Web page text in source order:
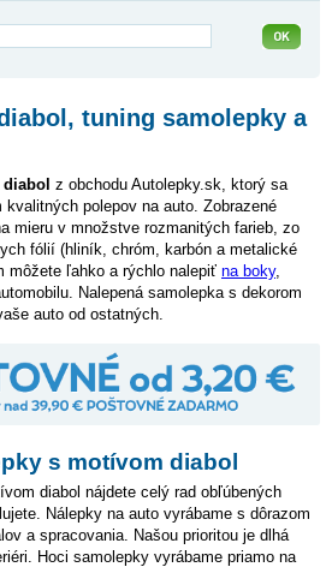
tuning samolepky a
z obchodu Autolepky.sk, ktorý sa
kvalitných polepov na auto. Zobrazené
mieru v množstve rozmanitých farieb, zo
fólií (hliník, chróm, karbón a metalické
môžete ľahko a rýchlo nalepiť na boky,
Nalepená samolepka s dekorom
auto od ostatných.
s motívom diabol
diabol nájdete celý rad obľúbených
Nálepky na auto vyrábame s dôrazom
a spracovania. Našou prioritou je dlhá
Hoci samolepky vyrábame priamo na